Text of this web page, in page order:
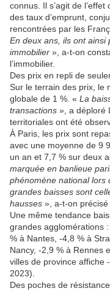
connus. Il s’agit de
des taux d’emprunt,
rencontrées par les
En deux ans, ils ont ainsi
immobilier », a-t-on
l’immobilier.
Des prix en repli de
Sur le terrain des prix, le
globale de 1 %. « La
transactions », a déploré
territoriales ont été
À Paris, les prix sont
avec une moyenne de 9
un an et 7,7 % sur deux
marquée en banlieue
phénomène national lors
grandes baisses sont
hausses », a-t-on précisé
Une même tendance
grandes agglomérations
% à Nantes, -4,8 % à
Nancy, -2,9 % à Rennes
villes de province affiche
2023).
Des poches de